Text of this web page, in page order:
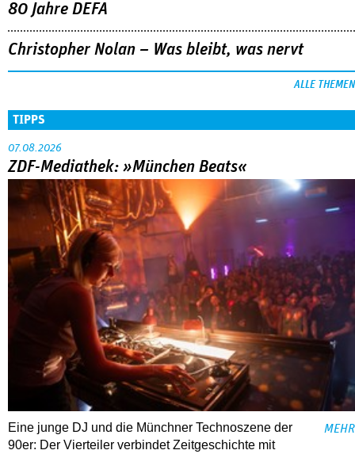
80 Jahre DEFA
Christopher Nolan – Was bleibt, was nervt
ALLE THEMEN
TIPPS
07.08.2026
ZDF-Mediathek: »München Beats«
Eine junge DJ und die Münchner Technoszene der
90er: Der Vierteiler verbindet Zeitgeschichte mit
MEHR